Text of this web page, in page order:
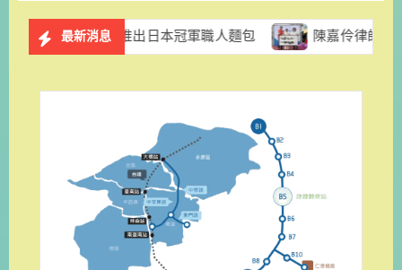
約 上
記
最新消息
拉推出日本冠軍職人麵包 陳嘉伶律師創立易勝法律事